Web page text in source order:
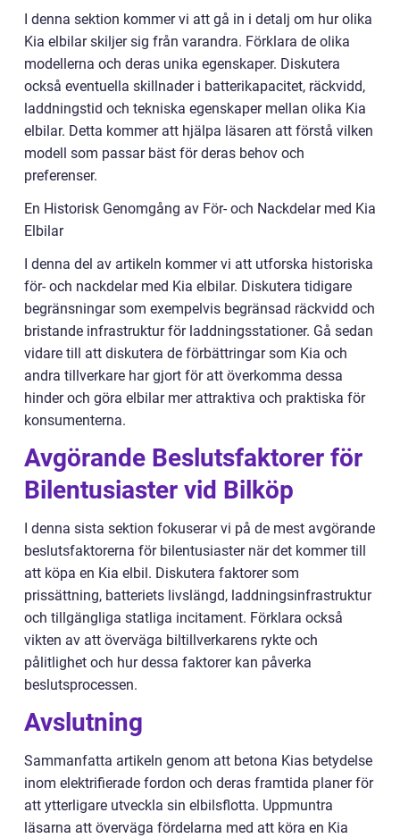
I denna sektion kommer vi att gå in i detalj om hur olika
Kia elbilar skiljer sig från varandra. Förklara de olika
modellerna och deras unika egenskaper. Diskutera
också eventuella skillnader i batterikapacitet, räckvidd,
laddningstid och tekniska egenskaper mellan olika Kia
elbilar. Detta kommer att hjälpa läsaren att förstå vilken
modell som passar bäst för deras behov och
preferenser.
En Historisk Genomgång av För- och Nackdelar med Kia
Elbilar
I denna del av artikeln kommer vi att utforska historiska
för- och nackdelar med Kia elbilar. Diskutera tidigare
begränsningar som exempelvis begränsad räckvidd och
bristande infrastruktur för laddningsstationer. Gå sedan
vidare till att diskutera de förbättringar som Kia och
andra tillverkare har gjort för att överkomma dessa
hinder och göra elbilar mer attraktiva och praktiska för
konsumenterna.
Avgörande Beslutsfaktorer för
Bilentusiaster vid Bilköp
I denna sista sektion fokuserar vi på de mest avgörande
beslutsfaktorerna för bilentusiaster när det kommer till
att köpa en Kia elbil. Diskutera faktorer som
prissättning, batteriets livslängd, laddningsinfrastruktur
och tillgängliga statliga incitament. Förklara också
vikten av att överväga biltillverkarens rykte och
pålitlighet och hur dessa faktorer kan påverka
beslutsprocessen.
Avslutning
Sammanfatta artikeln genom att betona Kias betydelse
inom elektrifierade fordon och deras framtida planer för
att ytterligare utveckla sin elbilsflotta. Uppmuntra
läsarna att överväga fördelarna med att köra en Kia